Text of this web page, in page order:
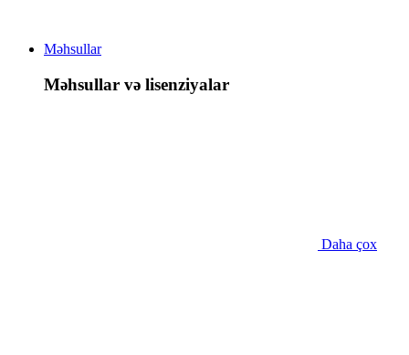
Məhsullar
Məhsullar və lisenziyalar
Daha çox